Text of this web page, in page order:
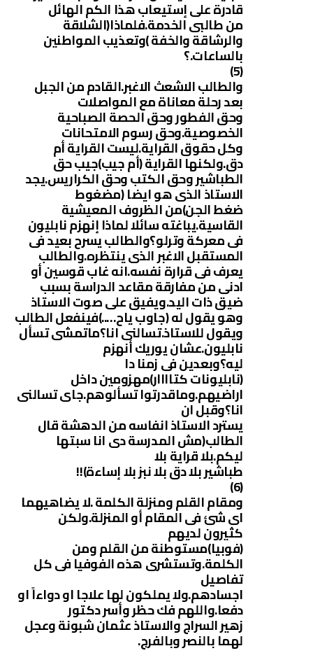
قادرة على إستيعاب هذا الكم الهائل
من طالبى الخدمة.فلماذا(الشلاقة
والرشاقة والخفة )وتعذيب المواطنين
بالساعات.؟
(5)
والطالب الاشعث الاغبر.القادم من الجبل
بعد رحلة معاناة مع المواصلات
وحق الفطور وحق الحصة الصباحية
الخصوصية.وحق رسوم الامتحانات
وكل حقوق القراية.ليست القراية أم
دق.ولكنها القراية (أم جيب)جيب حق
الطباشير وحق الكتب وحق الكراريس.يجد
الاستاذ الذى هو ايضا (مضغوط
ضغط الجن)من الظروف المعيشية
القاسية.يباغته سائلا لماذا إنهزم نابليون
فى معركة وترلو؟والطالب يسرح بعيد فى
المستقبل الاغبر الذى ينتظره.والطالب
يعرف فى قرارة نفسه.انه غاب قوسين أو
ادنى من مفارقة مقاعد الدراسة بسبب
ضيق ذات اليد.ويفيق على صوت الاستاذ
وهو يقول له (جاوب ياح…..)فينفعل الطالب
ويقول للاستاذ.تسالنى انا؟ماتمشى تسأل
نابليون.عشان يوريك أنهزم
ليه؟وبعدين فى زمنا دا
(نابليونات كتاااار)مهزومين داخل
اراضيهم.وماقدرتوا تسألوهم.جاى تسالنى
انا؟وقبل ان
يسترد الاستاذ انفاسه من الدهشة قال
الطالب(مش المدرسة دى انا سبتها
ليكم.بلا قراية بلا
طباشير بلا دق بلا نبز بلا إساءة)!!
(6)
ومقام القلم ومنزلة الكلمة .لا يضاهيهما
اى شئ فى المقام أو المنزلة.ولكن
كثيرون لديهم
(فوبيا)مستوطنة من القلم ومن
الكلمة.وتستشرى هذه الفوفيا فى كل
تفاصيل
اجسادهم.ولا يملكون لها علاجا او دواءاً او
دفعا.واللهم فك حظر وأسر دكتور
زهير السراج والاستاذ عثمان شبونة وعجل
لهما بالنصر وبالفرج.